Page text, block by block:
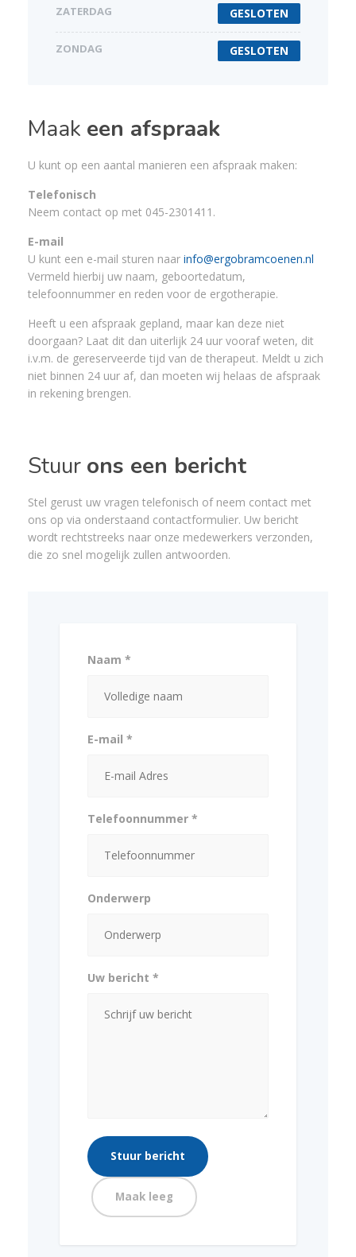
ZATERDAG GESLOTEN
ZONDAG GESLOTEN
Maak een afspraak
U kunt op een aantal manieren een afspraak maken:
Telefonisch
Neem contact op met 045-2301411.
E-mail
U kunt een e-mail sturen naar info@ergobramcoenen.nl
Vermeld hierbij uw naam, geboortedatum,
telefoonnummer en reden voor de ergotherapie.
Heeft u een afspraak gepland, maar kan deze niet
doorgaan? Laat dit dan uiterlijk 24 uur vooraf weten, dit
i.v.m. de gereserveerde tijd van de therapeut. Meldt u zich
niet binnen 24 uur af, dan moeten wij helaas de afspraak
in rekening brengen.
Stuur ons een bericht
Stel gerust uw vragen telefonisch of neem contact met
ons op via onderstaand contactformulier. Uw bericht
wordt rechtstreeks naar onze medewerkers verzonden,
die zo snel mogelijk zullen antwoorden.
Naam *
E-mail *
Telefoonnummer *
Onderwerp
Uw bericht *